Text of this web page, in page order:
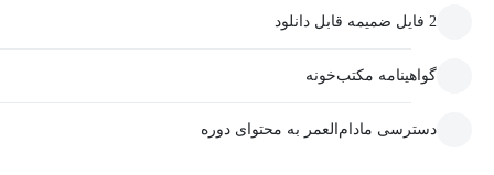
2 فایل ضمیمه قابل دانلود
گواهینامه مکتب‌خونه
دسترسی مادام‌العمر به محتوای دوره